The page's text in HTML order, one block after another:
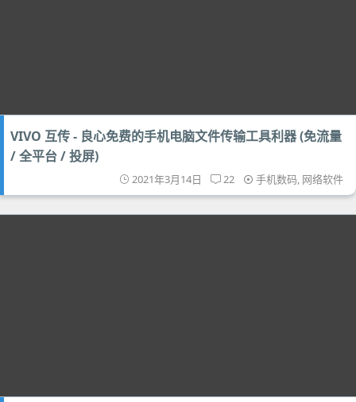
VIVO 互传 - 良心免费的手机电脑文件传输工具利器 (免流量
/ 全平台 / 投屏)
2021年3月14日 22 手机数码, 网络软件